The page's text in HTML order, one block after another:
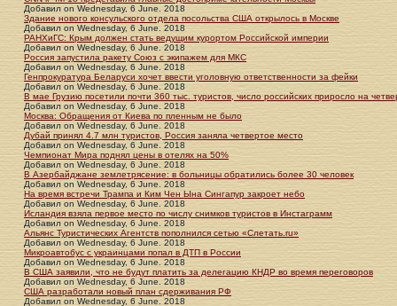
Добавил on Wednesday, 6 June. 2018
Здание нового консульского отдела посольства США открылось в Москве
Добавил on Wednesday, 6 June. 2018
РАНХиГС: Крым должен стать ведущим курортом Российской империи
Добавил on Wednesday, 6 June. 2018
Россия запустила ракету Союз с экипажем для МКС
Добавил on Wednesday, 6 June. 2018
Генпрокуратура Беларуси хочет ввести уголовную ответственности за фейки
Добавил on Wednesday, 6 June. 2018
В мае Грузию посетили почти 360 тыс. туристов, число российских приросло на
Добавил on Wednesday, 6 June. 2018
Москва: Обращения от Киева по пленным не было
Добавил on Wednesday, 6 June. 2018
Дубай принял 4.7 млн туристов, Россия заняла четвертое место
Добавил on Wednesday, 6 June. 2018
Чемпионат Мира поднял цены в отелях на 50%
Добавил on Wednesday, 6 June. 2018
В Азербайджане землетрясение: в больницы обратились более 30 человек
Добавил on Wednesday, 6 June. 2018
На время встречи Трампа и Ким Чен Ына Сингапур закроет небо
Добавил on Wednesday, 6 June. 2018
Исландия взяла первое место по числу снимков туристов в Инстаграмм
Добавил on Wednesday, 6 June. 2018
Альянс Туристических Агентств пополнился сетью «Слетать.ru»
Добавил on Wednesday, 6 June. 2018
Микроавтобус с украинцами попал в ДТП в России
Добавил on Wednesday, 6 June. 2018
В США заявили, что не будут платить за делегацию КНДР во время переговоров
Добавил on Wednesday, 6 June. 2018
США разработали новый план сдерживания РФ
Добавил on Wednesday, 6 June. 2018